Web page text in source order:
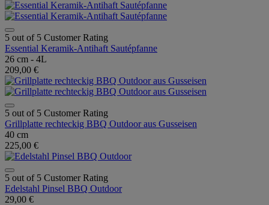
5 out of 5 Customer Rating
Essential Keramik-Antihaft Sautépfanne
26 cm - 4L
209,00 €
5 out of 5 Customer Rating
Grillplatte rechteckig BBQ Outdoor aus Gusseisen
40 cm
225,00 €
5 out of 5 Customer Rating
Edelstahl Pinsel BBQ Outdoor
29,00 €